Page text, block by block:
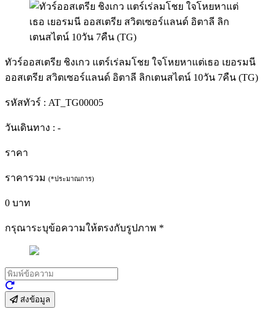
ทัวร์ออสเตรีย ชิงเกว แตร์เร่ลมโชย ใจโหยหาแต่เธอ เยอรมนี
ออสเตรีย สวิตเซอร์แลนด์ อิตาลี ลิกเตนสไตน์ 10วัน 7คืน (TG)
รหัสทัวร์ : AT_TG00005
วันเดินทาง : -
ราคา
ราคารวม (*ประมาณการ)
0 บาท
กรุณาระบุข้อความให้ตรงกับรูปภาพ *
ส่งข้อมูล